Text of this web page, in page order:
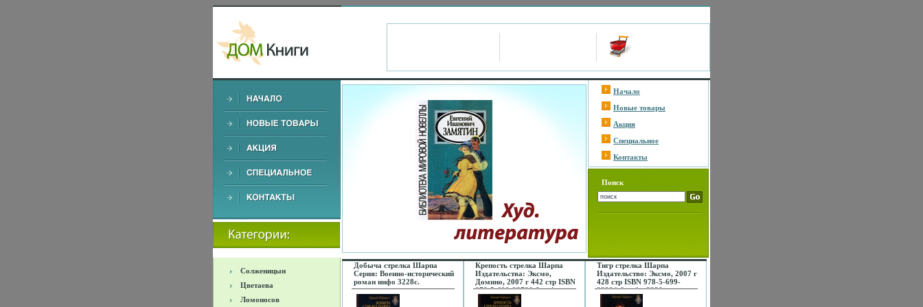
Начало
Новые товары
Акция
Специальное
Контакты
Поиск
Солженицын
Цветаева
Ломоносов
Добыча стрелка Шарпа
Серия: Военно-исторический
роман инфо 3228c.
Крепость стрелка Шарпа
Издательства: Эксмо,
Домино, 2007 г 442 стр ISBN
978-5-699-23796-8 инфо
3229c.
Тигр стрелка Шарпа
Издательство: Эксмо, 2007 г
428 стр ISBN 978-5-699-
23224-6 инфо 3230c.